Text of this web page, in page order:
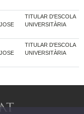
TITULAR D'ESCOLA
UNIVERSITÀRIA
TITULAR D'ESCOLA
UNIVERSITÀRIA